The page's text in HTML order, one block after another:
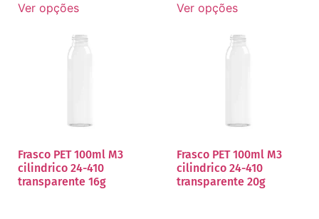
Ver opções Ver opções
Frasco PET 100ml M3
cilindrico 24-410
transparente 16g
Frasco PET 100ml M3
cilindrico 24-410
transparente 20g